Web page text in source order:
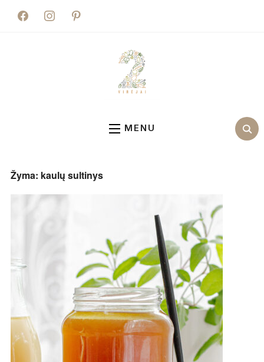
facebookinstagrampinterest
MENU
Žyma: kaulų sultinys